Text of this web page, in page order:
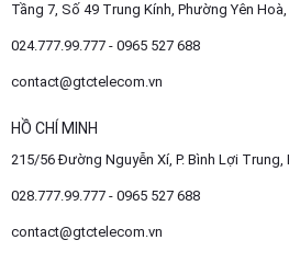
Tầng 7, Số 49 Trung Kính, Phường Yên
024.777.99.777 - 0965 527 688
contact@gtctelecom.vn
HỒ CHÍ MINH
215/56 Đường Nguyễn Xí, P. Bình Lợi Trung,
028.777.99.777 - 0965 527 688
contact@gtctelecom.vn